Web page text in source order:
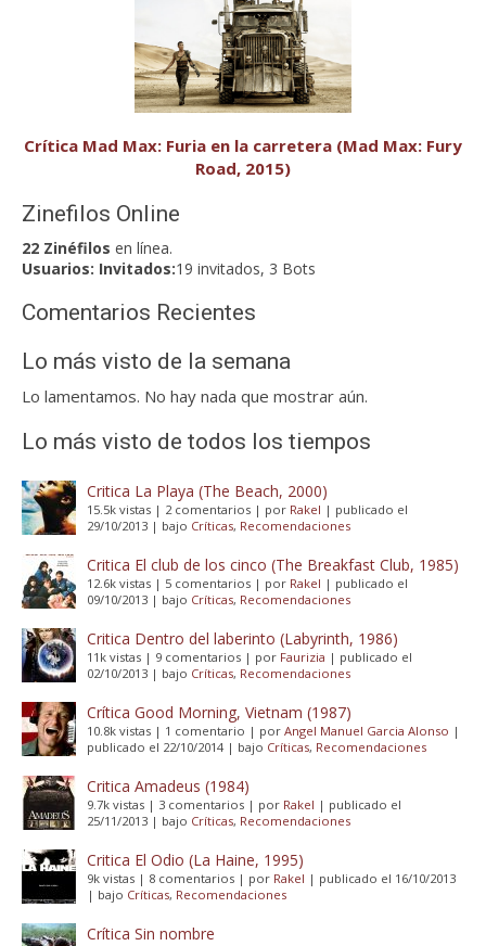
Crítica Mad Max: Furia en la carretera (Mad Max: Fury
Road, 2015)
Zinefilos Online
22 Zinéfilos en línea.
Usuarios: Invitados:19 invitados, 3 Bots
Comentarios Recientes
Lo más visto de la semana
Lo lamentamos. No hay nada que mostrar aún.
Lo más visto de todos los tiempos
Critica La Playa (The Beach, 2000)
15.5k vistas | 2 comentarios | por Rakel | publicado el
29/10/2013 | bajo Críticas, Recomendaciones
Critica El club de los cinco (The Breakfast Club, 1985)
12.6k vistas | 5 comentarios | por Rakel | publicado el
09/10/2013 | bajo Críticas, Recomendaciones
Critica Dentro del laberinto (Labyrinth, 1986)
11k vistas | 9 comentarios | por Faurizia | publicado el
02/10/2013 | bajo Críticas, Recomendaciones
Crítica Good Morning, Vietnam (1987)
10.8k vistas | 1 comentario | por Angel Manuel Garcia Alonso |
publicado el 22/10/2014| bajo Críticas, Recomendaciones
Critica Amadeus (1984)
9.7k vistas | 3 comentarios | por Rakel | publicado el
25/11/2013 | bajo Críticas, Recomendaciones
Critica El Odio (La Haine, 1995)
9k vistas | 8 comentarios | por Rakel | publicado el 16/10/2013
| bajo Críticas, Recomendaciones
Crítica Sin nombre